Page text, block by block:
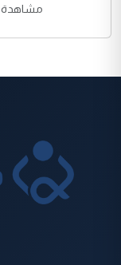
مشاهدة